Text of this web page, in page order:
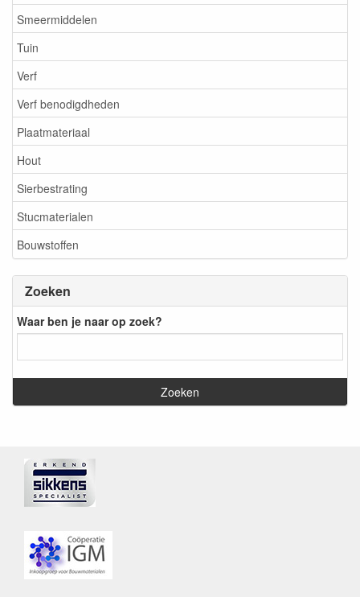
Smeermiddelen
Tuin
Verf
Verf benodigdheden
Plaatmateriaal
Hout
Sierbestrating
Stucmaterialen
Bouwstoffen
Zoeken
Waar ben je naar op zoek?